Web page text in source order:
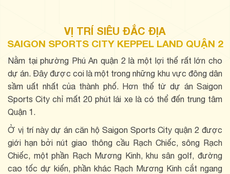
VỊ TRÍ SIÊU ĐẮC ĐỊA
SAIGON SPORTS CITY KEPPEL LAND QUẬN 2
Nằm tại phường Phú An quận 2 là một lợi thế rất lớn cho
dự án. Đây được coi là một trong những khu vực đông dân
sầm uất nhất của thành phố. Hơn thế từ dự án Saigon
Sports City chỉ mất 20 phút lái xe là có thể đến trung tâm
Quận 1.
Ở vị trí này dự án căn hộ Saigon Sports City quận 2 được
giới hạn bởi nút giao thông cầu Rạch Chiếc, sông Rạch
Chiếc, một phần Rạch Mương Kinh, khu sân golf, đường
cao tốc dự kiến, phần khác Rạch Mương Kinh cắt ngang